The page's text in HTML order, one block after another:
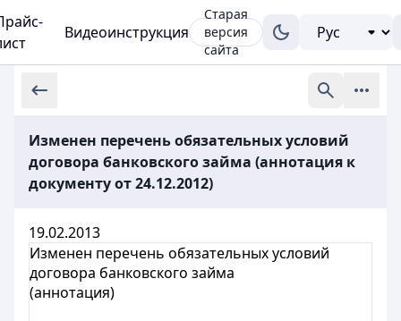
Видеоинструкция
Старая
версия
сайта
Изменен перечень обязательных условий
договора банковского займа (аннотация к
документу от 24.12.2012)
19.02.2013
Изменен перечень обязательных условий
договора банковского займа
(аннотация)